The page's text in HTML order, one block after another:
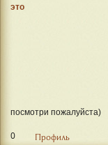
это
посмотри пожалуйста)
0 Профиль